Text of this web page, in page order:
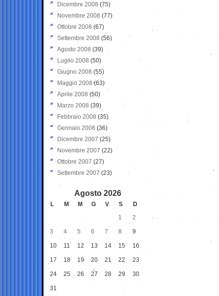
Dicembre 2008 (75)
Novembre 2008 (77)
Ottobre 2008 (67)
Settembre 2008 (56)
Agosto 2008 (39)
Luglio 2008 (50)
Giugno 2008 (55)
Maggio 2008(63)
Aprile 2008 (50)
Marzo 2008 (39)
Febbraio 2008 (35)
Gennaio 2008 (36)
Dicembre 2007 (25)
Novembre 2007 (22)
Ottobre 2007 (27)
Settembre 2007 (23)
Agosto 2026
L M M G V S
D
1
2
3 4 5 6 7 8 9
10 11 12 13 14 15 16
17 18 19 20 21 22 23
24 25 26 27 28 29 30
31